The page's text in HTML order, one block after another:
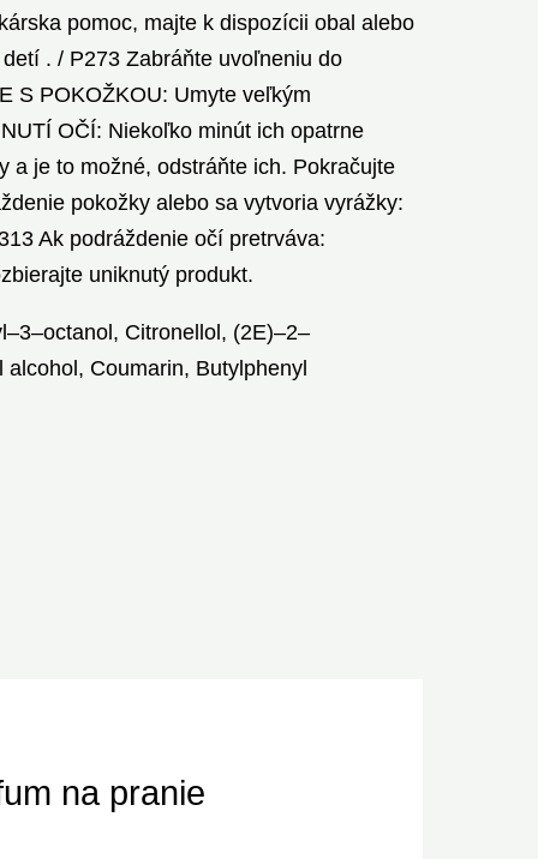
pomoc, majte k dispozícii obal alebo
. / P273 Zabráňte uvoľneniu do
S POKOŽKOU: Umyte veľkým
OČÍ: Niekoľko minút ich opatrne
a je to možné, odstráňte ich. Pokračujte
pokožky alebo sa vytvoria vyrážky:
Ak podráždenie očí pretrváva:
uniknutý produkt.
Citronellol, (2E)–2–
Coumarin, Butylphenyl
na pranie